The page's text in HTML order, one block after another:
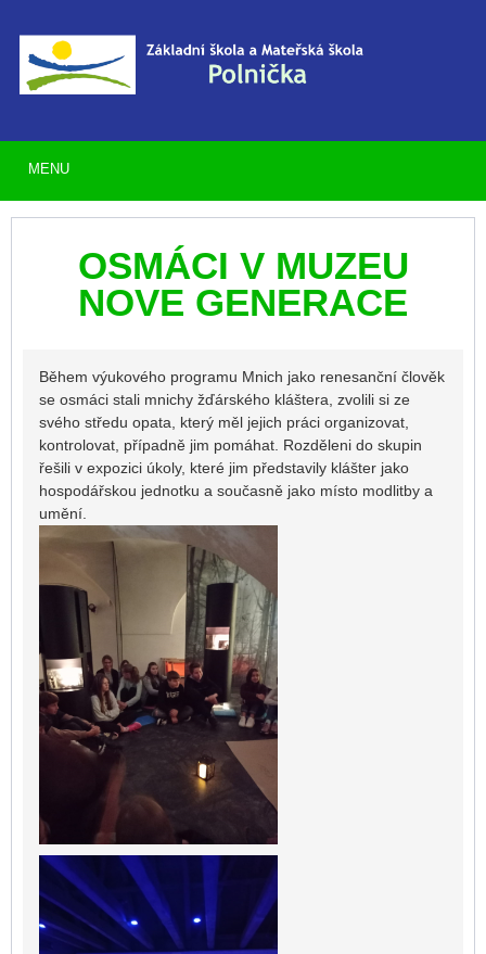
OSMÁCI V MUZEU
NOVE GENERACE
Během výukového programu Mnich jako renesanční člověk
se osmáci stali mnichy žďárského kláštera, zvolili si ze
svého středu opata, který měl jejich práci organizovat,
kontrolovat, případně jim pomáhat. Rozděleni do skupin
řešili v expozici úkoly, které jim představily klášter jako
hospodářskou jednotku a současně jako místo modlitby a
umění.
MENU